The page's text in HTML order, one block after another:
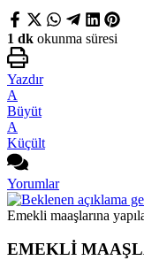
1 dk okunma süresi
Yazdır
A
Büyüt
A
Küçült
Yorumlar
Emekli maaşlarına
EMEKLİ